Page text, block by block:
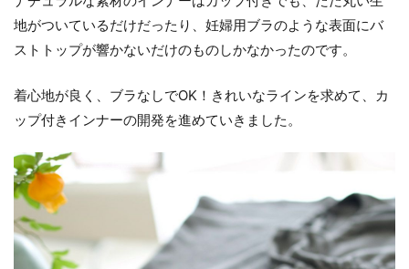
地がついているだけだったり、妊婦用ブラのような表面にバ
ストトップが響かないだけのものしかなかったのです。
着心地が良く、ブラなしでOK！きれいなラインを求めて、カ
ップ付きインナーの開発を進めていきました。